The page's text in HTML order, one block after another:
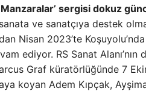
sergisi dokuz
ve sanatçıya destek
Nisan 2023’te
ediyor. RS Sanat
Graf küratörlüğünde 7
koyan Adem Kıpçak,